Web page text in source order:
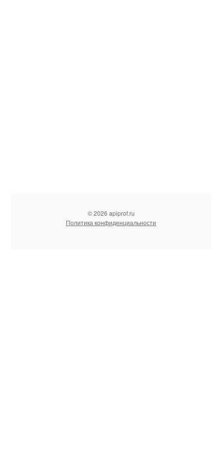
© 2026 apiprof.ru
Политика конфиденциальности